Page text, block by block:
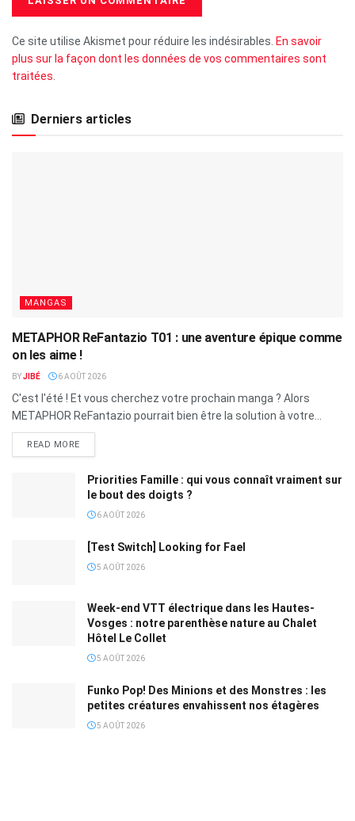
Ce site utilise Akismet pour réduire les indésirables. En savoir
plus sur la façon dont les données de vos commentaires sont
traitées.
Derniers articles
MANGAS
METAPHOR ReFantazio T01 : une aventure épique comme
on les aime !
BYJIBÉ 6 AOÛT 2026
C'est l'été ! Et vous cherchez votre prochain manga ? Alors
METAPHOR ReFantazio pourrait bien être la solution à votre...
READ MORE
Priorities Famille : qui vous connaît vraiment sur
le bout des doigts ?
6 AOÛT 2026
[Test Switch] Looking for Fael
5 AOÛT 2026
Week-end VTT électrique dans les Hautes-
Vosges : notre parenthèse nature au Chalet
Hôtel Le Collet
5 AOÛT 2026
Funko Pop! Des Minions et des Monstres : les
petites créatures envahissent nos étagères
5 AOÛT 2026